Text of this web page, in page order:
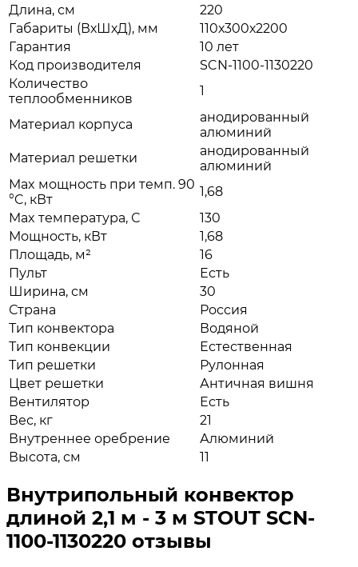
Длина, см
220
Габариты (ВхШхД), мм
110х300х2200
Гарантия
10 лет
Код производителя
SCN-1100-1130220
Количество
теплообменников
1
Материал корпуса
анодированный
алюминий
Материал решетки
анодированный
алюминий
Max мощность при темп. 90
°C, кВт
1,68
Max температура, С
130
Мощность, кВт
1,68
Площадь, м²
16
Пульт
Есть
Ширина, см
30
Страна
Россия
Тип конвектора
Водяной
Тип конвекции
Естественная
Тип решетки
Рулонная
Цвет решетки
Античная вишня
Вентилятор
Есть
Вес, кг
21
Внутреннее оребрение
Алюминий
Высота, см
11
Внутрипольный конвектор
длиной 2,1 м - 3 м STOUT SCN-
1100-1130220 отзывы